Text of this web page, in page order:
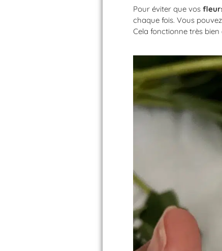
Pour éviter que vos
chaque fois. Vous
Cela fonctionne très bien